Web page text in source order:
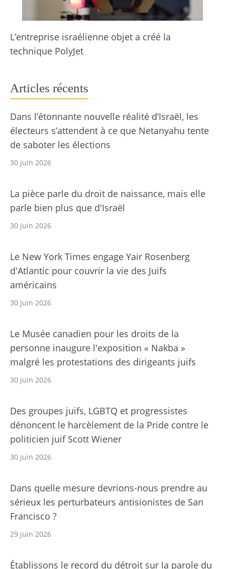
L’entreprise israélienne objet a créé la
technique PolyJet
Articles récents
Dans l’étonnante nouvelle réalité d’Israël, les
électeurs s’attendent à ce que Netanyahu tente
de saboter les élections
30 juin 2026
La pièce parle du droit de naissance, mais elle
parle bien plus que d'Israël
30 juin 2026
Le New York Times engage Yair Rosenberg
d'Atlantic pour couvrir la vie des Juifs
américains
30 juin 2026
Le Musée canadien pour les droits de la
personne inaugure l'exposition « Nakba »
malgré les protestations des dirigeants juifs
30 juin 2026
Des groupes juifs, LGBTQ et progressistes
dénoncent le harcèlement de la Pride contre le
politicien juif Scott Wiener
30 juin 2026
Dans quelle mesure devrions-nous prendre au
sérieux les perturbateurs antisionistes de San
Francisco ?
29 juin 2026
Établissons le record du détroit sur la parole du